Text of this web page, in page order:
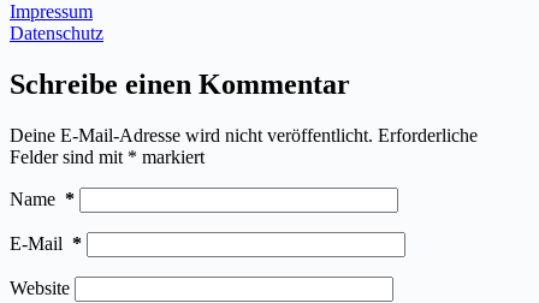
Impressum
Datenschutz
Schreibe einen Kommentar
Deine E-Mail-Adresse wird nicht veröffentlicht. Erforderliche
Felder sind mit * markiert
Name *
E-Mail *
Website